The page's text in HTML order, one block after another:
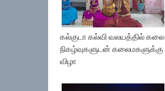
கல்குடா கல்வி வலயத்தில் கலை
நிகழ்வுகளுடன் கலைமகளுக்கு
விழா